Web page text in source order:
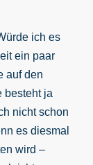
ich es
ein paar
auf den
besteht ja
nicht schon
es diesmal
wird –